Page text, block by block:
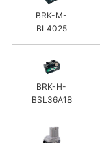
BRK-M-
BL4025
BRK-H-
BSL36A18